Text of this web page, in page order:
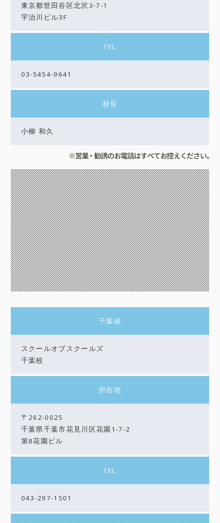
東京都世田谷区北沢3-7-1
宇治川ビル3F
TEL
03-5454-9641
校長
小柳 和久
千葉校
スクールオブスクールズ
千葉校
所在地
〒262-0025
千葉県千葉市花見川区花園1-7-2
第8花園ビル
TEL
043-297-1501